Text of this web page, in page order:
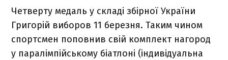
Четверту медаль у складі збірної України
Григорій виборов 11 березня. Таким чином
спортсмен поповнив свій комплект нагород
у паралімпійському біатлоні (індивідуальна